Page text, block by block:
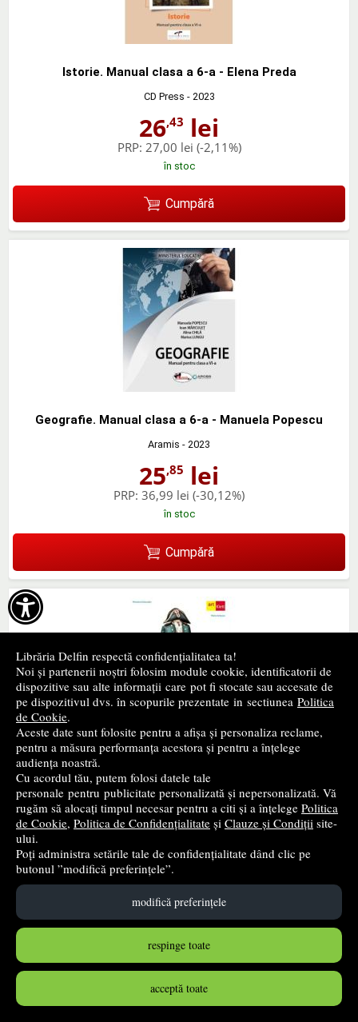

Librăria Delfin respectă confidențialitatea ta!
Noi și partenerii noștri folosim module cookie, identificatorii de
dispozitive sau alte informații care pot fi stocate sau accesate de
pe dispozitivul dvs. în scopurile prezentate in sectiunea Politica
de Cookie.
Aceste date sunt folosite pentru a afișa și personaliza reclame,
pentru a măsura performanța acestora și pentru a înțelege
audiența noastră.
Cu acordul tău, putem folosi datele tale
personale pentru publicitate personalizată și nepersonalizată. Vă
rugăm să alocați timpul necesar pentru a citi și a înțelege Politica
de Cookie, Politica de Confidențialitate și Clauze și Condiții site-
ului.
Poți administra setările tale de confidențialitate dând clic pe
butonul ”modifică preferințele”.
modifică preferințele
respinge toate
acceptă toate
Istorie. Manual clasa a 6-a - Elena Preda
CD Press - 2023
26,43 lei
PRP: 27,00 lei (-2,11%)
în stoc
Cumpără
Geografie. Manual clasa a 6-a - Manuela Popescu
Aramis - 2023
25,85 lei
PRP: 36,99 lei (-30,12%)
în stoc
Cumpără
Istorie. Manual clasa a 6-a - Maria Ochescu
Art Klett- 2023
41,23lei
în stoc
Cumpără